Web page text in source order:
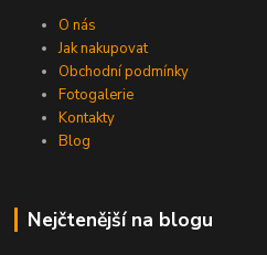
O nás
Jak nakupovat
Obchodní podmínky
Fotogalerie
Kontakty
Blog
Nejčtenější na blogu